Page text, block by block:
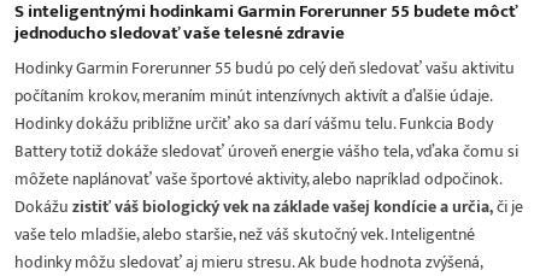
S inteligentnými hodinkami Garmin Forerunner 55 budete môcť
jednoducho sledovať vaše telesné zdravie
Hodinky Garmin Forerunner 55 budú po celý deň sledovať vašu aktivitu
počítaním krokov, meraním minút intenzívnych aktivít a ďalšie údaje.
Hodinky dokážu približne určiť ako sa darí vášmu telu. Funkcia Body
Battery totiž dokáže sledovať úroveň energie vášho tela, vďaka čomu si
môžete naplánovať vaše športové aktivity, alebo napríklad odpočinok.
Dokážuzistiť váš biologický vek na základe vašej kondície a určia,či je
vaše telo mladšie, alebo staršie, než váš skutočný vek. Inteligentné
hodinky môžu sledovať aj mieru stresu. Ak bude hodnota zvýšená,